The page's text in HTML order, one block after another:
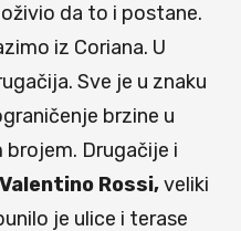
da to i postane.
iz Coriana. U
Sve je u znaku
brzine u
Drugačije i
Valentino Rossi,veliki
je ulice i terase